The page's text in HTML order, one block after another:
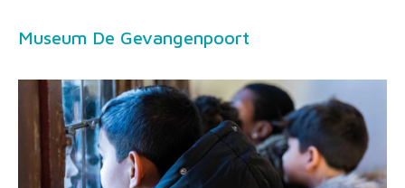
Museum De Gevangenpoort